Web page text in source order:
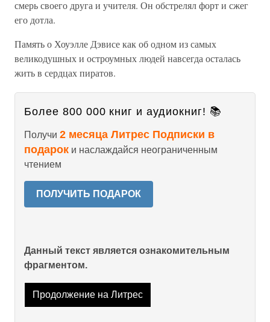
смерь своего друга и учителя. Он обстрелял форт и сжег
его дотла.
Память о Хоуэлле Дэвисе как об одном из самых
великодушных и остроумных людей навсегда осталась
жить в сердцах пиратов.
Более 800 000 книг и аудиокниг! 📚
Получи 2 месяца Литрес Подписки в
подарок и наслаждайся неограниченным
чтением
ПОЛУЧИТЬ ПОДАРОК
Данный текст является ознакомительным
фрагментом.
Продолжение на Литрес